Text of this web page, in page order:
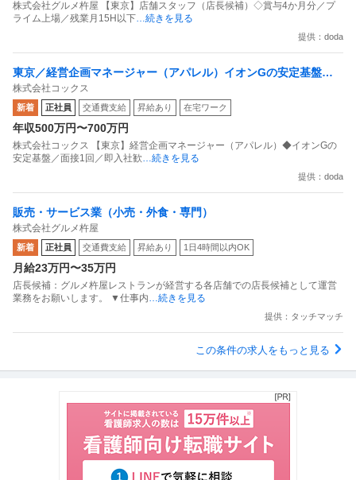
株式会社グルメ杵屋 【東京】店舗スタッフ（店長候補）◇賞与4か月分／プ
ライム上場／残業月15H以下 …続きを見る
提供：doda
東京／経営企画マネージャー（アパレル）イオンGの安定基盤／
面接1回／即入社歓迎
株式会社コックス
新着 正社員 交通費支給 昇給あり 在宅ワーク
年収500万円〜700万円
株式会社コックス 【東京】経営企画マネージャー（アパレル）◆イオンGの
安定基盤／面接1回／即入社歓 …続きを見る
提供：doda
販売・サービス業（小売・外食・専門）
株式会社グルメ杵屋
新着 正社員 交通費支給 昇給あり 1日4時間以内OK
月給23万円〜35万円
店長候補：グルメ杵屋レストランが経営する各店舗での店長候補として運営
業務をお願いします。 ▼仕事内 …続きを見る
提供：タッチマッチ
この条件の求人をもっと見る